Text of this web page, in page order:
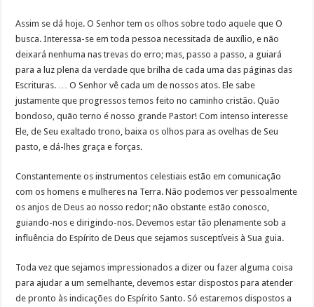
Assim se dá hoje. O Senhor tem os olhos sobre todo aquele que O
busca. Interessa-se em toda pessoa necessitada de auxílio, e não
deixará nenhuma nas trevas do erro; mas, passo a passo, a guiará
para a luz plena da verdade que brilha de cada uma das páginas das
Escrituras. … O Senhor vê cada um de nossos atos. Ele sabe
justamente que progressos temos feito no caminho cristão. Quão
bondoso, quão terno é nosso grande Pastor! Com intenso interesse
Ele, de Seu exaltado trono, baixa os olhos para as ovelhas de Seu
pasto, e dá-lhes graça e forças.
Constantemente os instrumentos celestiais estão em comunicação
com os homens e mulheres na Terra. Não podemos ver pessoalmente
os anjos de Deus ao nosso redor; não obstante estão conosco,
guiando-nos e dirigindo-nos. Devemos estar tão plenamente sob a
influência do Espírito de Deus que sejamos susceptíveis à Sua guia.
Toda vez que sejamos impressionados a dizer ou fazer alguma coisa
para ajudar a um semelhante, devemos estar dispostos para atender
de pronto às indicações do Espírito Santo. Só estaremos dispostos a